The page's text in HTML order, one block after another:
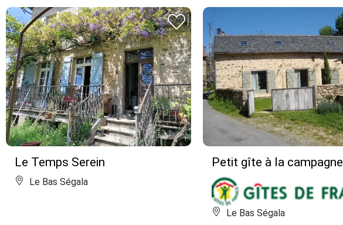
Le Temps Serein
Le Bas Ségala
Petit gîte à la campagne
Le Bas Ségala